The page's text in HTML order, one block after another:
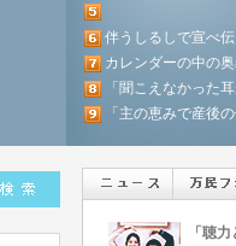
伴うしるしで宣べ
カレンダーの中の
「聞こえなかった
「主の恵みで産後
「聴